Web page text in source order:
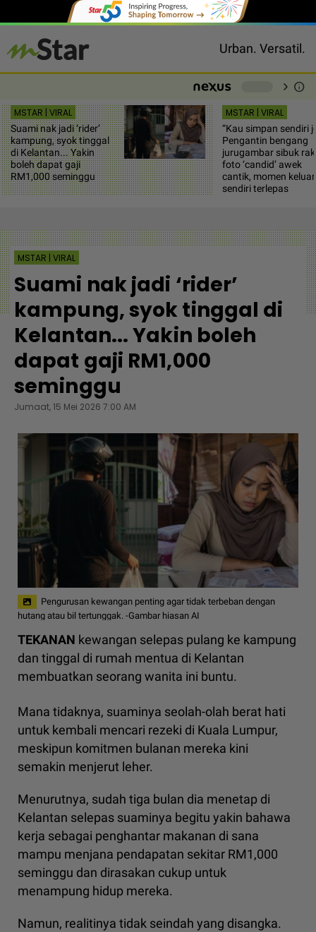
Urban. Versatil.
chevron_right info
MSTAR | VIRAL
Suami nak jadi ‘rider’
kampung, syok tinggal
di Kelantan... Yakin
boleh dapat gaji
RM1,000 seminggu
MSTAR | VIRAL
“Kau simpan sendiri
Pengantin bengang
jurugambar sibuk
foto ‘candid’ awek
cantik, momen
sendiri terlepas
MSTAR | VIRAL
Suami nak jadi ‘rider’
kampung, syok tinggal di
Kelantan... Yakin boleh
dapat gaji RM1,000
seminggu
Jumaat, 15 Mei 2026 7:00 AM
Pengurusan kewangan penting agar tidak terbeban dengan
hutang atau bil tertunggak. -Gambar hiasan AI
TEKANAN kewangan selepas pulang ke kampung
dan tinggal di rumah mentua di Kelantan
membuatkan seorang wanita ini buntu.
Mana tidaknya, suaminya seolah-olah berat hati
untuk kembali mencari rezeki di Kuala Lumpur,
meskipun komitmen bulanan mereka kini
semakin menjerut leher.
Menurutnya, sudah tiga bulan dia menetap di
Kelantan selepas suaminya begitu yakin bahawa
kerja sebagai penghantar makanan di sana
mampu menjana pendapatan sekitar RM1,000
seminggu dan dirasakan cukup untuk
menampung hidup mereka.
Namun, realitinya tidak seindah yang disangka.